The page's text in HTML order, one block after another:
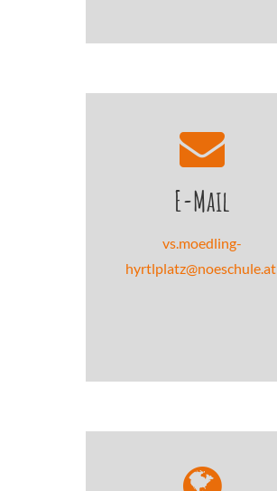
E-Mail
vs.moedling-
hyrtlplatz@noeschule.at